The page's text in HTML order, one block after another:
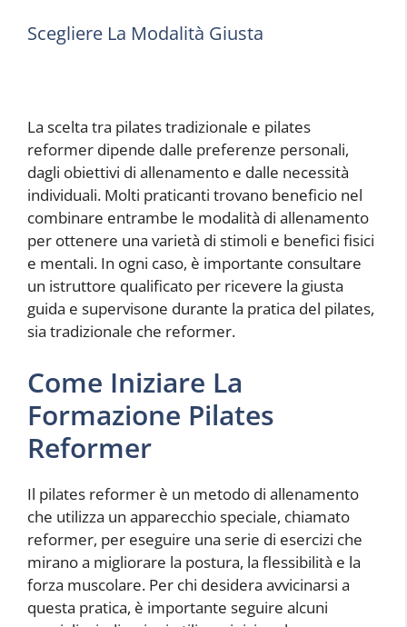
Scegliere La Modalità Giusta
La scelta tra pilates tradizionale e pilates
reformer dipende dalle preferenze personali,
dagli obiettivi di allenamento e dalle necessità
individuali. Molti praticanti trovano beneficio nel
combinare entrambe le modalità di allenamento
per ottenere una varietà di stimoli e benefici fisici
e mentali. In ogni caso, è importante consultare
un istruttore qualificato per ricevere la giusta
guida e supervisone durante la pratica del pilates,
sia tradizionale che reformer.
Come Iniziare La
Formazione Pilates
Reformer
Il pilates reformer è un metodo di allenamento
che utilizza un apparecchio speciale, chiamato
reformer, per eseguire una serie di esercizi che
mirano a migliorare la postura, la flessibilità e la
forza muscolare. Per chi desidera avvicinarsi a
questa pratica, è importante seguire alcuni